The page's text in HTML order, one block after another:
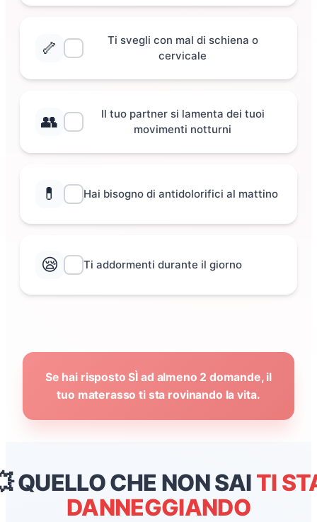
🦴
Ti svegli con mal di schiena o
cervicale
👥
Il tuo partner si lamenta dei tuoi
movimenti notturni
💊 Hai bisogno di antidolorifici al mattino
😪 Ti addormenti durante il giorno
Se hai risposto SÌ ad almeno 2 domande, il
tuo materasso ti sta rovinando la vita.
QUELLO CHE NON SAI TI
DANNEGGIANDO